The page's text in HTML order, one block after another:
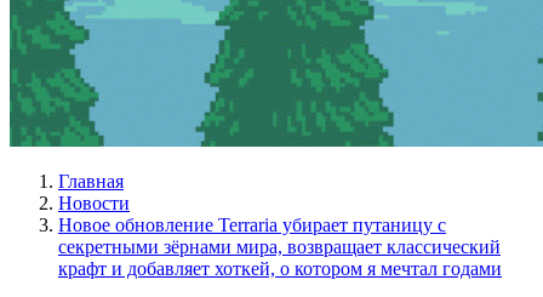
Главная
Новости
Новое обновление Terraria убирает путаницу с
секретными зёрнами мира, возвращает классический
крафт и добавляет хоткей, о котором я мечтал годами